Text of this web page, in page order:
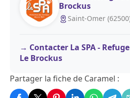
Brockus
Saint-Omer
Contacter La SPA -
Le Brockus
Partager la fiche de Caramel :